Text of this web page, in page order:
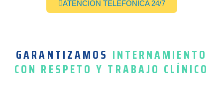
ATENCIÓN TELEFÓNICA 24/7
GARANTIZAMOS INTERNAMIENTO
CON RESPETO Y TRABAJO CLÍNICO